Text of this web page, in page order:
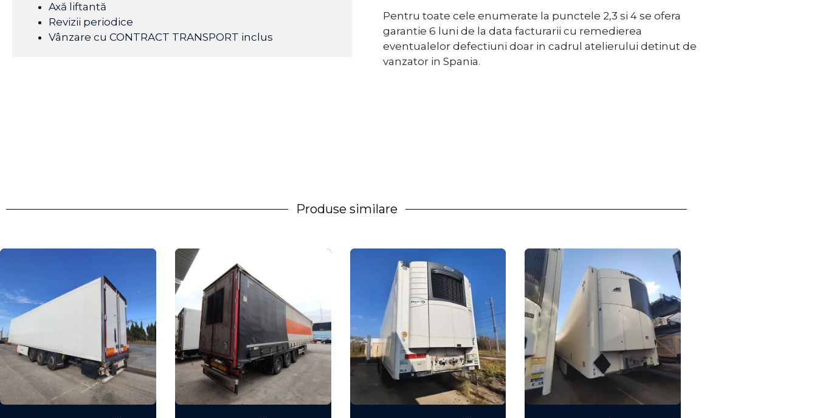
Axă liftantă
Revizii periodice
Vânzare cu CONTRACT TRANSPORT inclus
Pentru toate cele enumerate la punctele 2,3 si 4 se ofera
garantie 6 luni de la data facturarii cu remedierea
eventualelor defectiuni doar in cadrul atelierului detinut de
vanzator in Spania.
Produse similare